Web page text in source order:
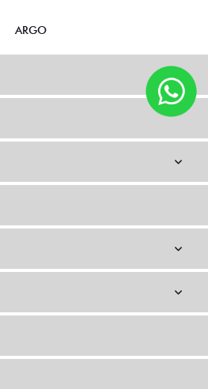
ARGO